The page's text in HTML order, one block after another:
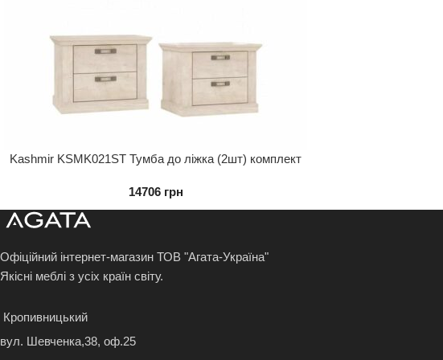
Kashmir KSMK021ST Тумба до ліжка (2шт) комплект
14706 грн
Офіційний інтернет-магазин ТОВ "Агата-Україна"
Якісні меблі з усіх країн світу.
Кропивницький
вул. Шевченка,38, оф.25